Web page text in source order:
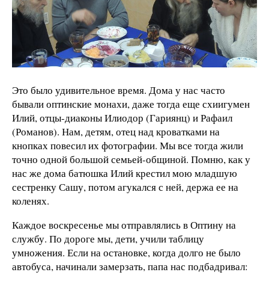
Это было удивительное время. Дома у нас часто
бывали оптинские монахи, даже тогда еще схиигумен
Илий, отцы-диаконы Илиодор (Гариянц) и Рафаил
(Романов). Нам, детям, отец над кроватками на
кнопках повесил их фотографии. Мы все тогда жили
точно одной большой семьей-общиной. Помню, как у
нас же дома батюшка Илий крестил мою младшую
сестренку Сашу, потом агукался с ней, держа ее на
коленях.
Каждое воскресенье мы отправлялись в Оптину на
службу. По дороге мы, дети, учили таблицу
умножения. Если на остановке, когда долго не было
автобуса, начинали замерзать, папа нас подбадривал: